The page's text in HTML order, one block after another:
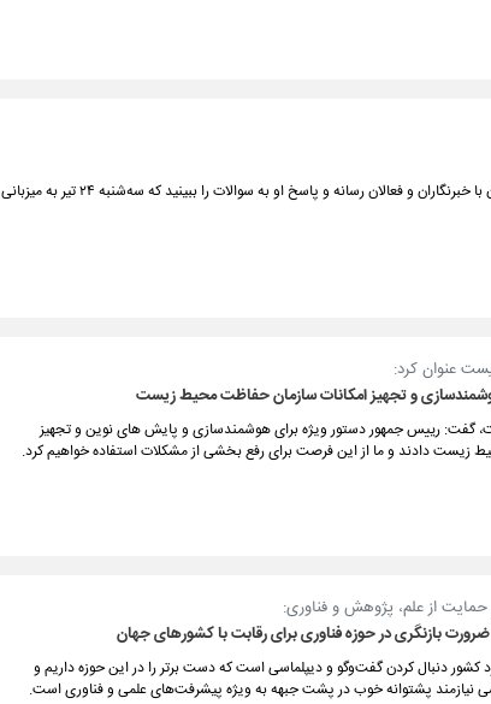
فیلم کامل جلسه سخنگوی دولت، فاطمه مهاجرانی، در روزنامه ایران با خبرنگاران و فعالان رسانه و پاسخ او به سوالات را ببینید که سه‌شنبه ۲۴ تیر به میزبانی
عنوان کرد:
و تجهیز امکانات سازمان حفاظت محیط زیست
رییس جمهور دستور ویژه برای هوشمندسازی و پایش های نوین و تجهیز
زیست دادند و ما از این فرصت برای رفع بخشی از مشکلات استفاده خواهیم کرد.
از علم، پژوهش و فناوری:
بازنگری در حوزه فناوری برای رقابت با کشورهای جهان
دنبال کردن گفت‌وگو و دیپلماسی است که دست برتر را در این حوزه داریم و
نیازمند پشتوانه خوب در پشت جبهه به ویژه پیشرفت‌های علمی و فناوری است.